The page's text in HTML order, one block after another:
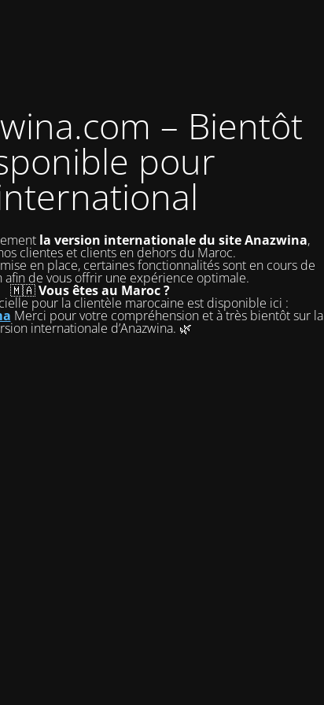
– Bientôt
pour
la version internationale du site Anazwina,
clientes et clients en dehors du Maroc.
en place, certaines fonctionnalités sont en cours de
afin de vous offrir une expérience optimale.
🇲🇦Vous êtes au Maroc ?
pour la clientèle marocaine est disponible ici :
Merci pour votre compréhension et à très bientôt sur la
internationale d’Anazwina. 🌿